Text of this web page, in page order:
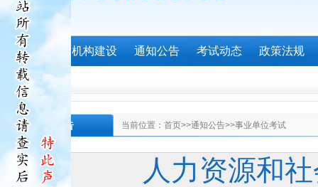
首页 机构建设 通知公告 考试动态 政策法规
通知公告 当前位置： 首页>>通知公告>>事业单位考试
人力资源和